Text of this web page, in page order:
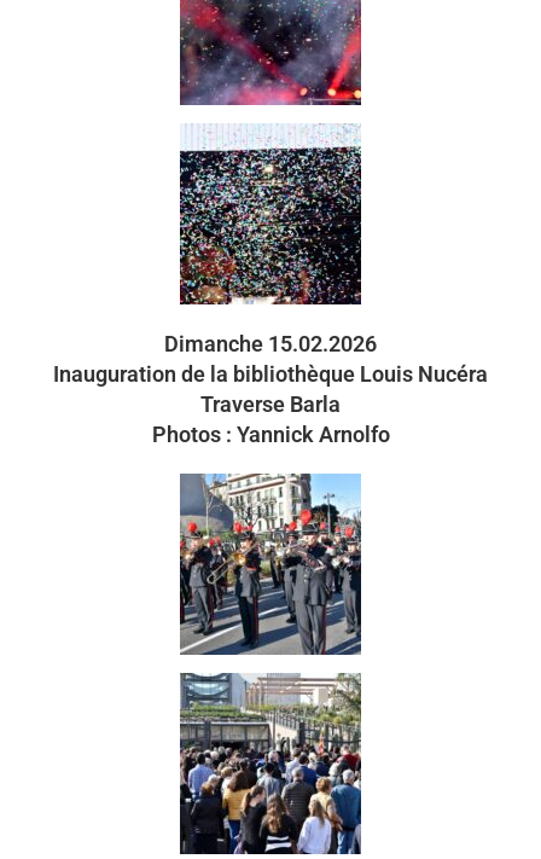
Dimanche 15.02.2026
Inauguration de la bibliothèque Louis Nucéra
Traverse Barla
Photos : Yannick Arnolfo